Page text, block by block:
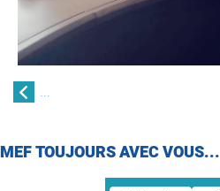
...
MEF TOUJOURS AVEC VOUS...